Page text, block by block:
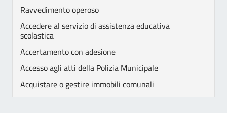
Ravvedimento operoso
Accedere al servizio di assistenza educativa
scolastica
Accertamento con adesione
Accesso agli atti della Polizia Municipale
Acquistare o gestire immobili comunali